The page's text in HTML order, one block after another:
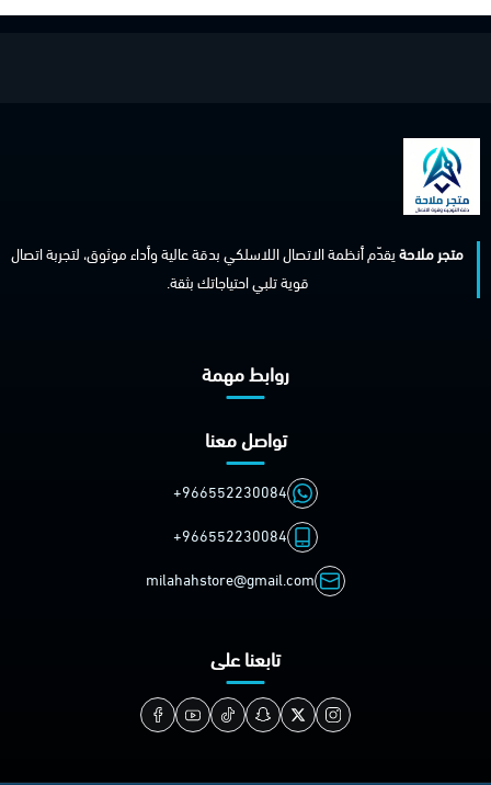
متجر ملاحةيقدّم أنظمة الاتصال اللاسلكي بدقة عالية وأداء موثوق، لتجربة اتصال
قوية تلبي احتياجاتك بثقة.
روابط مهمة
تواصل معنا
+966552230084
+966552230084
milahahstore@gmail.com
تابعنا على